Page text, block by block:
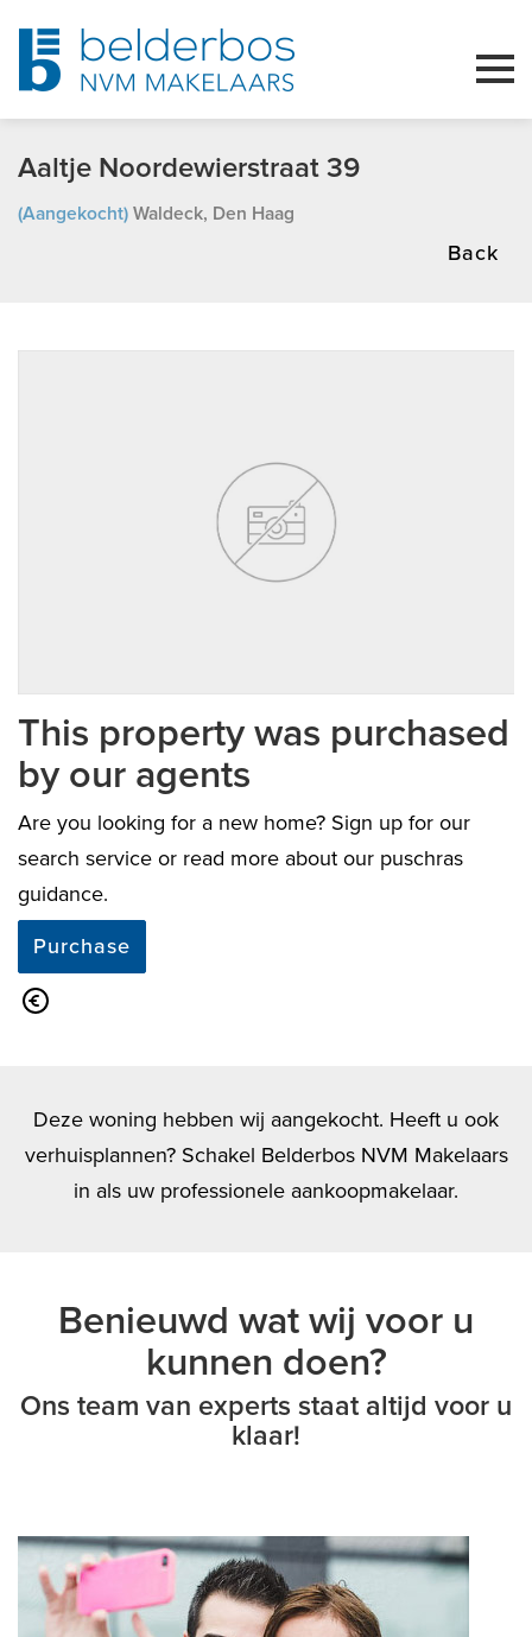
Aaltje Noordewierstraat 39
(Aangekocht) Waldeck, Den Haag
Back
This property was purchased
by our agents
Are you looking for a new home? Sign up for our
search service or read more about our puschras
guidance.
Purchase
Deze woning hebben wij aangekocht. Heeft u ook
verhuisplannen? Schakel Belderbos NVM Makelaars
in als uw professionele aankoopmakelaar.
Benieuwd wat wij voor u
kunnen doen?
Ons team van experts staat altijd voor u
klaar!